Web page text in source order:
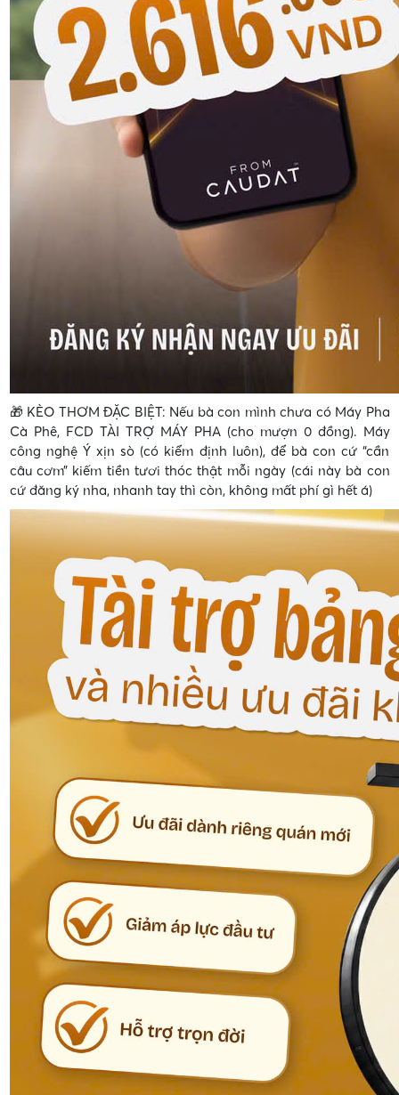
🎁 KÈO THƠM ĐẶC BIỆT: Nếu bà con mình chưa có Máy Pha
Cà Phê, FCD TÀI TRỢ MÁY PHA (cho mượn 0 đồng). Máy
công nghệ Ý xịn sò (có kiểm định luôn), để bà con cứ “cần
câu cơm” kiếm tiền tươi thóc thật mỗi ngày (cái này bà con
cứ đăng ký nha, nhanh tay thì còn, không mất phí gì hết á)